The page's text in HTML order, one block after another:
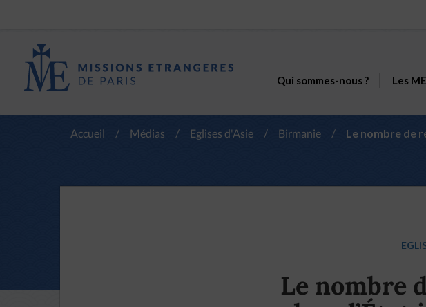
Qui sommes-nous ? Les
Accueil / Médias / Eglises d'Asie / Birmanie / Le nombre de
Le nombre